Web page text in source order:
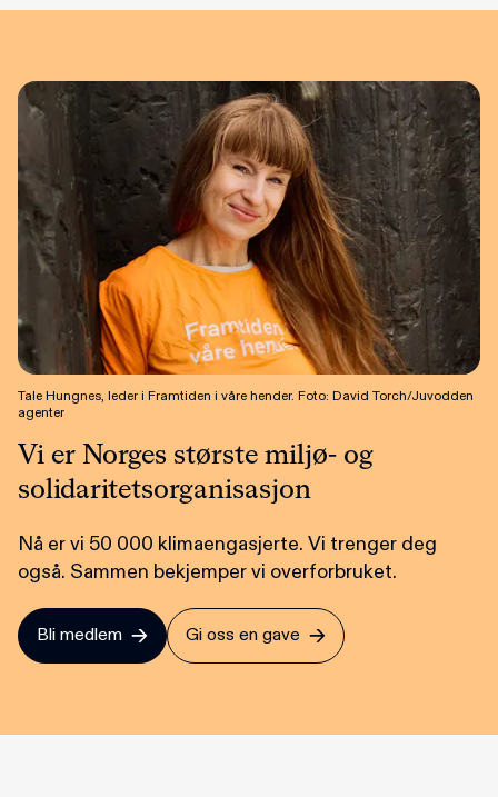
Tale Hungnes, leder i Framtiden i våre hender. Foto: David Torch/Juvodden
agenter
Vi er Norges største miljø- og
solidaritetsorganisasjon
Nå er vi 50 000 klimaengasjerte. Vi trenger deg
også. Sammen bekjemper vi overforbruket.
Bli medlem Gi oss en gave